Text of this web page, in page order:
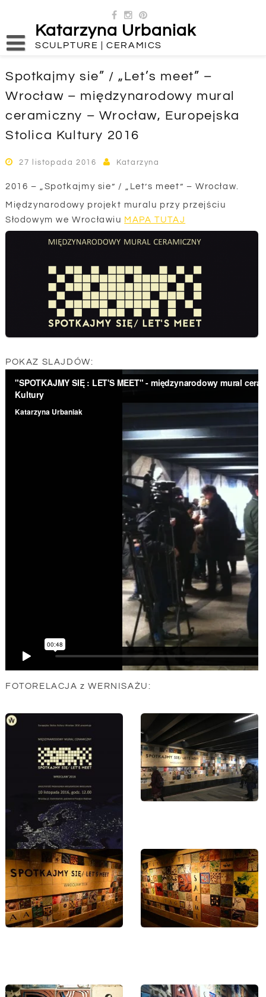
contentKatarzyna Urbaniak
SCULPTURE | CERAMICS
Spotkajmy sie” / „Let’s meet” –
Wrocław – międzynarodowy mural
ceramiczny – Wrocław, Europejska
Stolica Kultury 2016
27 listopada 2016 Katarzyna
2016 – „Spotkajmy sie” / „Let’s meet” – Wrocław.
Międzynarodowy projekt muralu przy przejściu
Słodowym we Wrocławiu MAPA TUTAJ
POKAZ SLAJDÓW:
FOTORELACJA z WERNISAŻU: